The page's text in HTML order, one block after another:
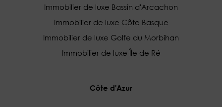
Immobilier de luxe Bassin d'Arcachon
Immobilier de luxe Côte Basque
Immobilier de luxe Golfe du Morbihan
Immobilier de luxe Île de Ré
Côte d'Azur